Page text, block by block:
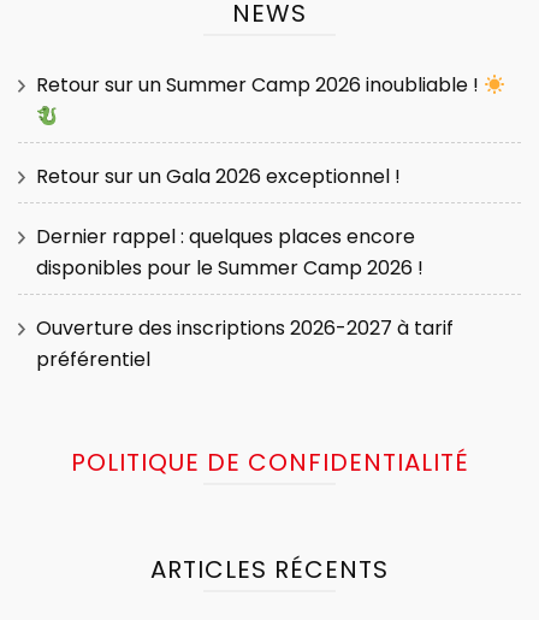
NEWS
Retour sur un Summer Camp 2026 inoubliable !
Retour sur un Gala 2026 exceptionnel !
Dernier rappel : quelques places encore
disponibles pour le Summer Camp 2026 !
Ouverture des inscriptions 2026-2027 à tarif
préférentiel
POLITIQUE DE CONFIDENTIALITÉ
ARTICLES RÉCENTS